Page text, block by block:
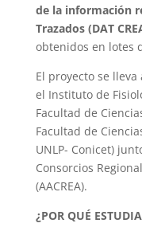
de la información
Trazados (DAT
obtenidos en lotes
El proyecto se
el Instituto de
Facultad de
Facultad de
UNLP- Conicet)
Consorcios
(AACREA).
¿POR QUÉ